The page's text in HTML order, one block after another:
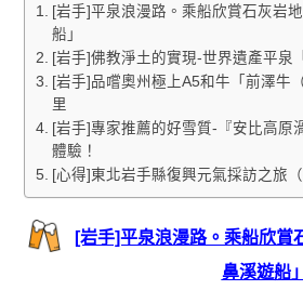
[岩手]平泉浪漫路。乘船欣賞石灰岩
船」
[岩手]佛教淨土的實現-世界遺產平泉
[岩手]品嚐奧州極上A5和牛「前澤牛
里
[岩手]專家推薦的好雪質-『安比高原
體驗！
[心得]東北岩手縣復興元氣採訪之旅（
[岩手]平泉浪漫路。乘船欣賞
鼻溪遊船」